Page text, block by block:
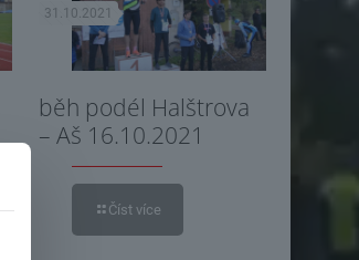
31.10.2021
běh podél Halštrova
– Aš 16.10.2021
Číst více